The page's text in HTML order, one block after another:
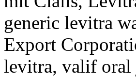
generic levitra
Export
levitra, valif